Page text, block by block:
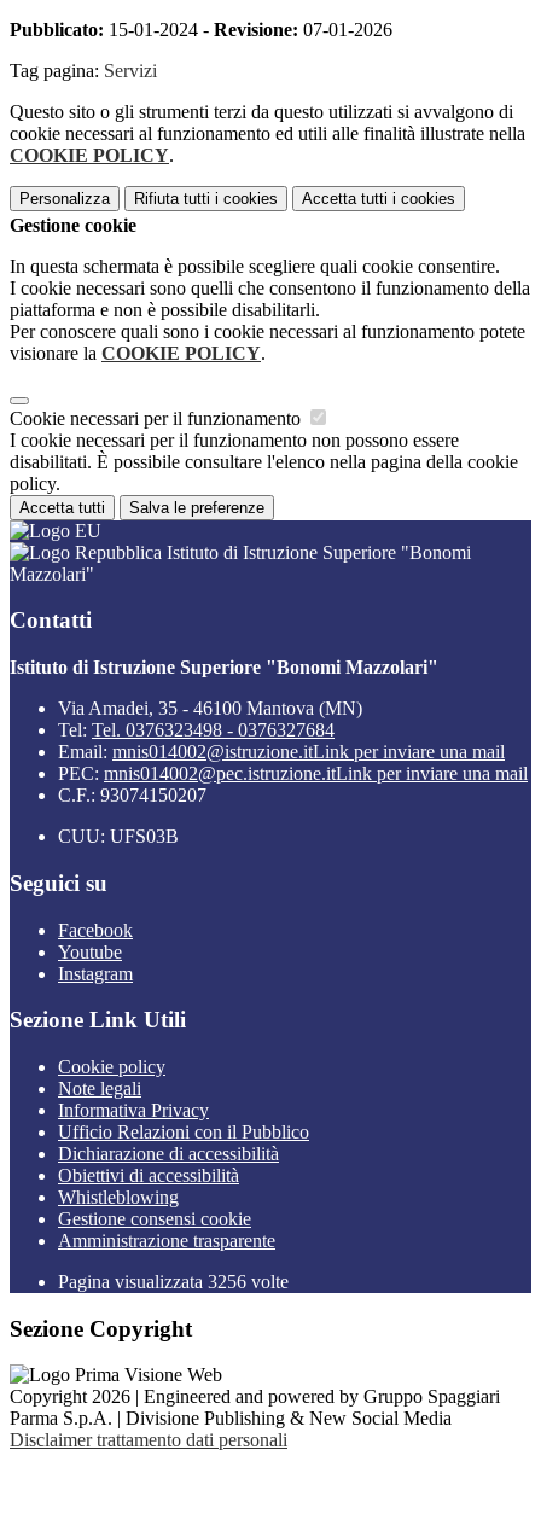
Pubblicato: 15-01-2024 - Revisione: 07-01-2026
Tag pagina: Servizi
Questo sito o gli strumenti terzi da questo utilizzati si avvalgono di
cookie necessari al funzionamento ed utili alle finalità illustrate nella
COOKIE POLICY.
Personalizza Rifiuta tutti i cookies Accetta tutti i cookies
Gestione cookie
In questa schermata è possibile scegliere quali cookie consentire.
I cookie necessari sono quelli che consentono il funzionamento della
piattaforma e non è possibile disabilitarli.
Per conoscere quali sono i cookie necessari al funzionamento potete
visionare la COOKIE POLICY.
Cookie necessari per il funzionamento
I cookie necessari per il funzionamento non possono essere
disabilitati. È possibile consultare l'elenco nella pagina della cookie
policy.
Accetta tutti Salva le preferenze
Istituto di Istruzione Superiore "Bonomi
Mazzolari"
Contatti
Istituto di Istruzione Superiore "Bonomi Mazzolari"
Via Amadei, 35 - 46100 Mantova (MN)
Tel: Tel. 0376323498 - 0376327684
Email: mnis014002@istruzione.itLink per inviare una mail
PEC: mnis014002@pec.istruzione.itLink per inviare una mail
C.F.: 93074150207
CUU: UFS03B
Seguici su
Facebook
Youtube
Instagram
Sezione Link Utili
Cookie policy
Note legali
Informativa Privacy
Ufficio Relazioni con il Pubblico
Dichiarazione di accessibilità
Obiettivi di accessibilità
Whistleblowing
Gestione consensi cookie
Amministrazione trasparente
Pagina visualizzata 3256 volte
Sezione Copyright
Copyright 2026 | Engineered and powered by Gruppo Spaggiari
Parma S.p.A. | Divisione Publishing & New Social Media
Disclaimer trattamento dati personali